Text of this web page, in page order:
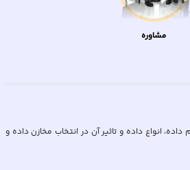
مشاوره
انواع داده و تاثیر آن در انتخاب مخازن داده و